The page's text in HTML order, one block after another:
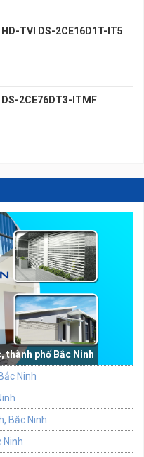
TVI DS-2CE16D1T-IT5
2CE76DT3-ITMF
thành phố Bắc Ninh
Ninh
Bắc Ninh
Ninh